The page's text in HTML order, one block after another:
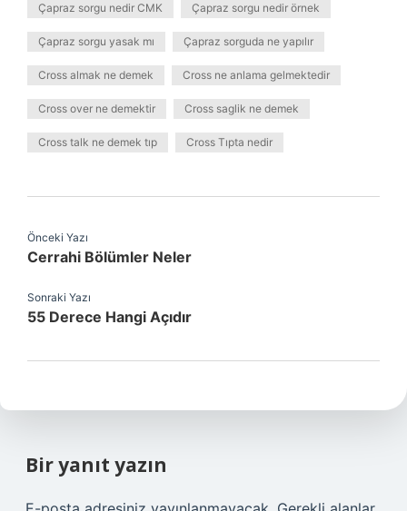
Çapraz sorgu nedir CMK Çapraz sorgu nedir örnek
Çapraz sorgu yasak mı Çapraz sorguda ne yapılır
Cross almak ne demek Cross ne anlama gelmektedir
Cross over ne demektir Cross saglik ne demek
Cross talk ne demek tıp Cross Tıpta nedir
Önceki Yazı
Cerrahi Bölümler Neler
Sonraki Yazı
55 Derece Hangi Açıdır
Bir yanıt yazın